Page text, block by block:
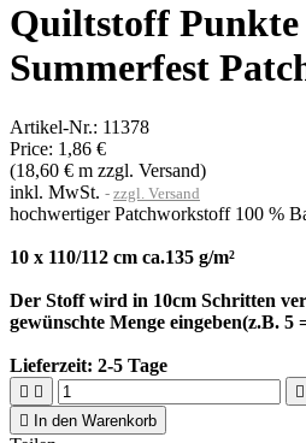
Quiltstoff Punkte
Summerfest
Artikel-Nr.: 11378
Price: 1,86 €
(18,60 € m zzgl. Versand)
inkl. MwSt.
zzgl. Versand
hochwertiger Patchworkstoff 100 %
10 x 110/112 cm ca.135 g/m²
Der Stoff wird in 10cm Schritten
gewünschte Menge eingeben(z.B. 5
Lieferzeit: 2-5 Tage
  

In den Warenkorb